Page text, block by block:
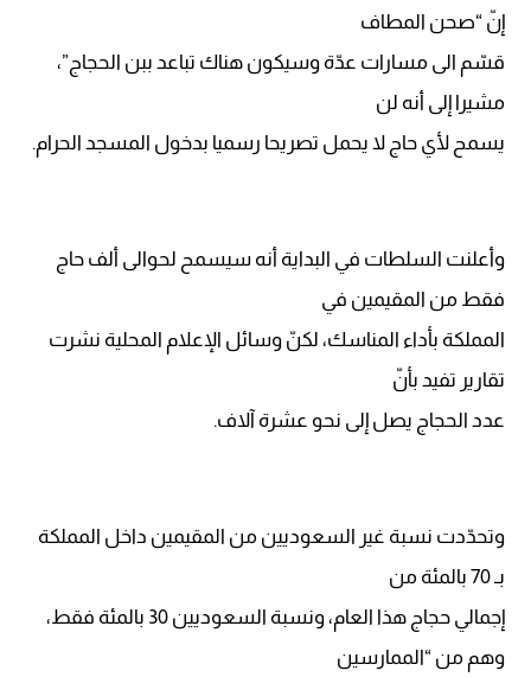
إنّ “صحن المطاف
قسّم الى مسارات عدّة وسيكون هناك تباعد ببن الحجاج”،
مشيرا إلى أنه لن
يسمح لأي حاج لا يحمل تصريحا رسميا بدخول المسجد الحرام.
وأعلنت السلطات في البداية أنه سيسمح لحوالى ألف حاج
فقط من المقيمين في
المملكة بأداء المناسك، لكنّ وسائل الإعلام المحلية نشرت
تقارير تفيد بأنّ
عدد الحجاج يصل إلى نحو عشرة آلاف.
وتحدّدت نسبة غير السعوديين من المقيمين داخل المملكة
بـ 70 بالمئة من
إجمالي حجاج هذا العام، ونسبة السعوديين 30 بالمئة فقط،
وهم من “الممارسين